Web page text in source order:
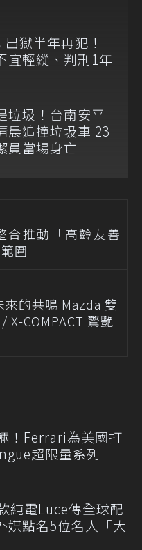
獄半年再犯！
宜輕縱、判刑1年
垃圾！台南安平
晨追撞垃圾車 23
員當場身亡
合推動「高齡友善
圍
的共鳴 Mazda 雙
X-COMPACT 驚艷
！Ferrari為美國打
超限量系列
純電Luce傳全球配
點名5位名人「大